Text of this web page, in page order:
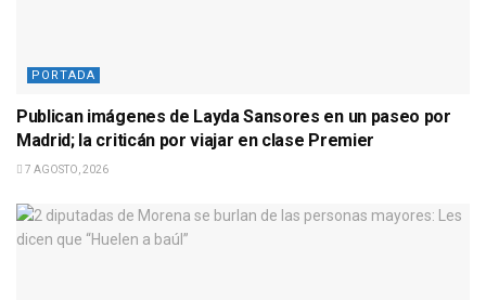
PORTADA
Publican imágenes de Layda Sansores en un paseo por
Madrid; la criticán por viajar en clase Premier
7 AGOSTO, 2026